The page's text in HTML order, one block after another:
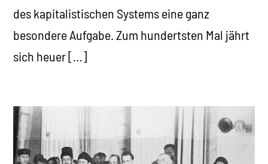
des kapitalistischen Systems eine ganz
besondere Aufgabe. Zum hundertsten Mal jährt
sich heuer […]